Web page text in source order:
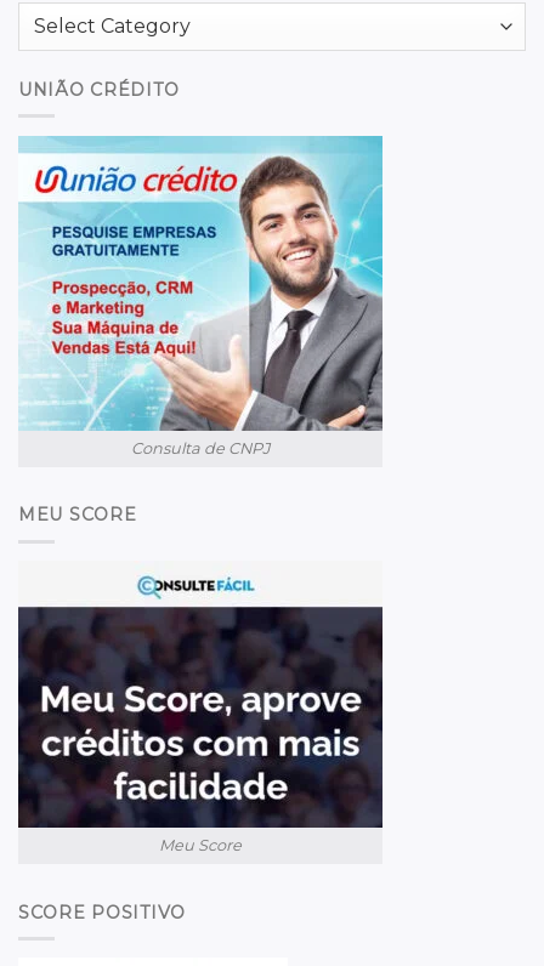
UNIÃO CRÉDITO
Consulta de CNPJ
MEU SCORE
Meu Score
SCORE POSITIVO